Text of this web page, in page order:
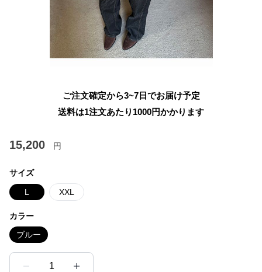
ご注文確定から3~7日でお届け予定
送料は1注文あたり 1000円かかります
15,200 円
サイズ
L XXL
カラー
ブルー
1